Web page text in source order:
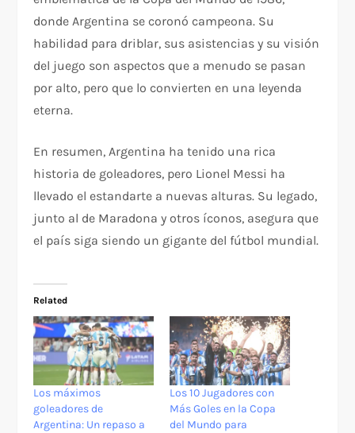
donde Argentina se coronó campeona. Su
habilidad para driblar, sus asistencias y su visión
del juego son aspectos que a menudo se pasan
por alto, pero que lo convierten en una leyenda
eterna.
En resumen, Argentina ha tenido una rica
historia de goleadores, pero Lionel Messi ha
llevado el estandarte a nuevas alturas. Su legado,
junto al de Maradona y otros íconos, asegura que
el país siga siendo un gigante del fútbol mundial.
Related
Los máximos
goleadores de
Argentina: Un repaso a
Los 10 Jugadores con
Más Goles en la Copa
del Mundo para